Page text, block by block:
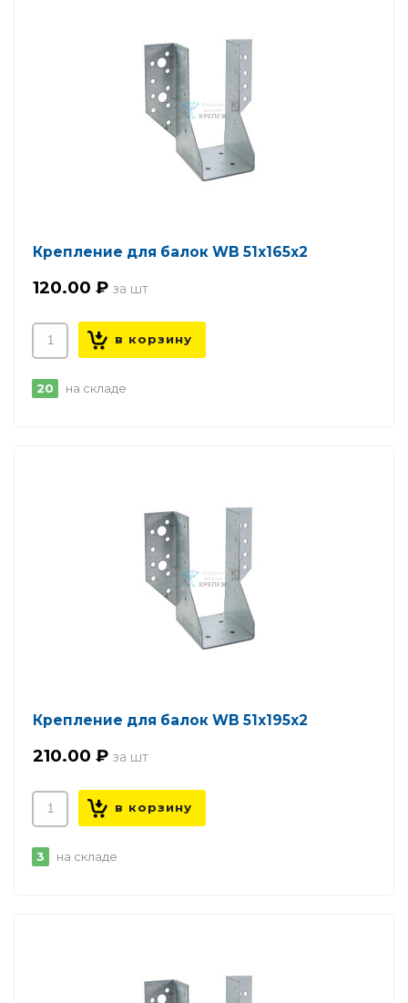
Крепление для балок WB 51х165х2
120.00 ₽
20 на складе
Крепление для балок WB 51х195х2
210.00 ₽
3 на складе